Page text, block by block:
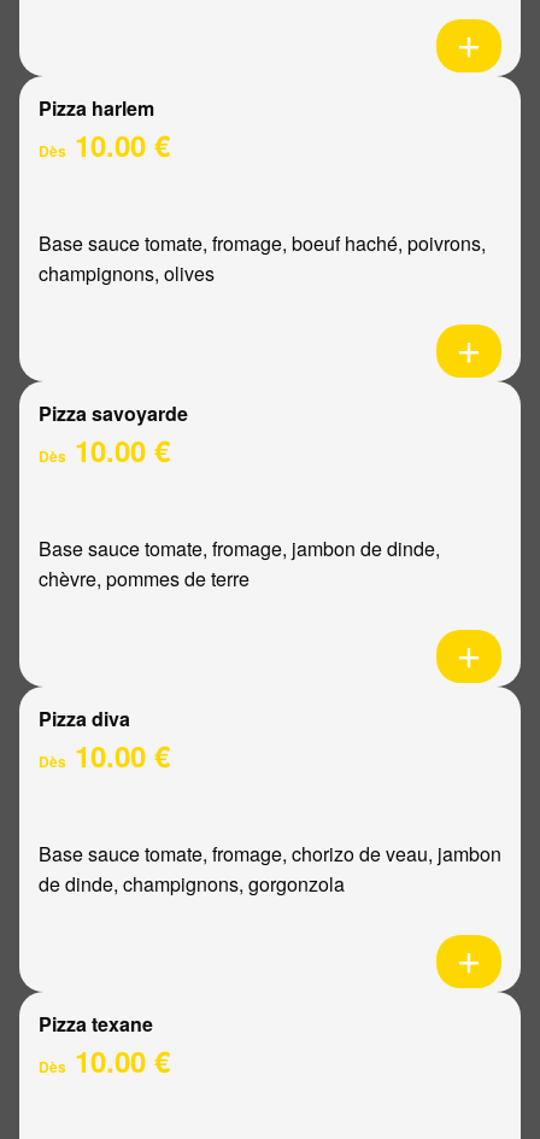
Pizza harlem
Dès 10.00 €
Base sauce tomate, fromage, boeuf haché, poivrons,
champignons, olives
Pizza savoyarde
Dès 10.00 €
Base sauce tomate, fromage, jambon de dinde,
chèvre, pommes de terre
Pizza diva
Dès 10.00 €
Base sauce tomate, fromage, chorizo de veau, jambon
de dinde, champignons, gorgonzola
Pizza texane
Dès 10.00 €